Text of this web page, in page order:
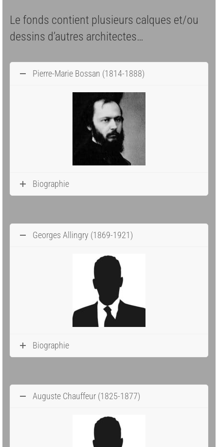
Le fonds contient plusieurs calques et/ou
dessins d’autres architectes…
Pierre-Marie Bossan (1814-1888)
Biographie
Georges Allingry (1869-1921)
Biographie
Auguste Chauffeur (1825-1877)